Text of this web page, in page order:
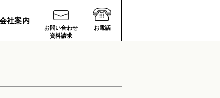
社案内
お問い合わせ
資料請求
お電話